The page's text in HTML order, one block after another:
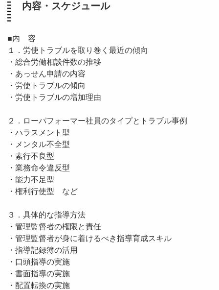
内容・スケジュール
■内 容
１．労使トラブルを取り巻く最近の傾向
・総合労働相談件数の推移
・あっせん申請の内容
・労使トラブルの傾向
・労使トラブルの増加理由
２．ローパフォーマー社員のタイプとトラブル事例
・ハラスメント型
・メンタル不全型
・素行不良型
・業務命令違反型
・能力不足型
・権利行使型 など
３．具体的な指導方法
・管理監督者の権限と責任
・管理監督者が身に着けるべき指導育成スキル
・指導記録簿の活用
・口頭指導の実施
・書面指導の実施
・配置転換の実施